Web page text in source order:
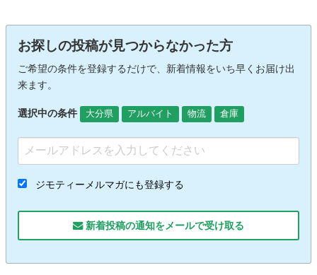
お探しの投稿が見つからなかった方
ご希望の条件を登録するだけで、新着情報をいち早くお届け出
来ます。
選択中の条件 大分県 アルバイト 物流 倉庫
ジモティーメルマガにも登録する
新着投稿の通知をメールで受け取る